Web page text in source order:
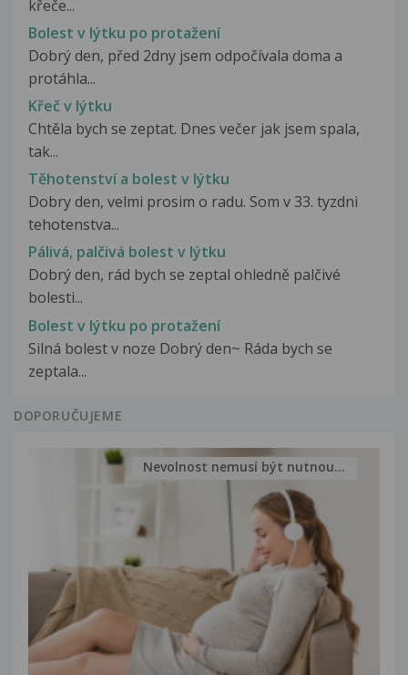
křeče...
Bolest v lýtku po protažení
Dobrý den, před 2dny jsem odpočívala doma a
protáhla...
Křeč v lýtku
Chtěla bych se zeptat. Dnes večer jak jsem spala,
tak...
Těhotenství a bolest v lýtku
Dobry den, velmi prosim o radu. Som v 33. tyzdni
tehotenstva...
Pálivá, palčivá bolest v lýtku
Dobrý den, rád bych se zeptal ohledně palčivé
bolesti...
Bolest v lýtku po protažení
Silná bolest v noze Dobrý den~ Ráda bych se
zeptala...
DOPORUČUJEME
Nevolnost nemusí být nutnou...